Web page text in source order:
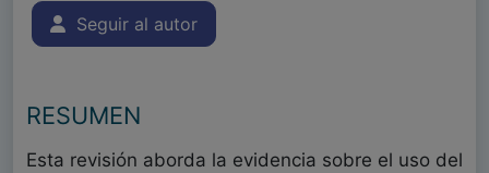
Seguir al autor
RESUMEN
Esta revisión aborda la evidencia sobre el uso del